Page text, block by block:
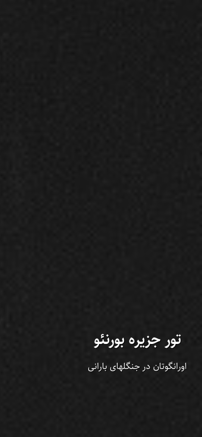
تور جزیره بورنئو
اورانگوتان در جنگلهای بارانی